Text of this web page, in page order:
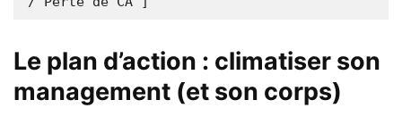
Le plan d’action : climatiser son
management (et son corps)